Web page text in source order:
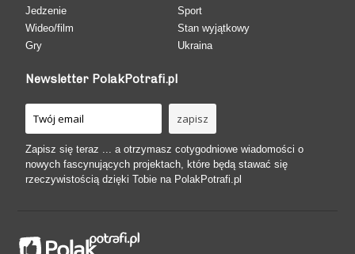
Jedzenie
Wideo/film
Gry
Sport
Stan wyjątkowy
Ukraina
Newsletter PolakPotrafi.pl
Zapisz się teraz ... a otrzymasz cotygodniowe wiadomości o
nowych fascynujących projektach, które będą stawać się
rzeczywistością dzięki Tobie na PolakPotrafi.pl